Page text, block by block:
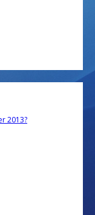
2013?